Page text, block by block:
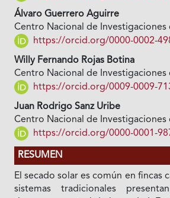
Álvaro Guerrero Aguirre
Centro Nacional de Investigaciones
https://orcid.org/0000-0002-
Willy Fernando Rojas Botina
Centro Nacional de Investigaciones
https://orcid.org/0009-0009-
Juan Rodrigo Sanz Uribe
Centro Nacional de Investigaciones
https://orcid.org/0000-0001-
RESUMEN
El secado solar es común en fincas
sistemas tradicionales